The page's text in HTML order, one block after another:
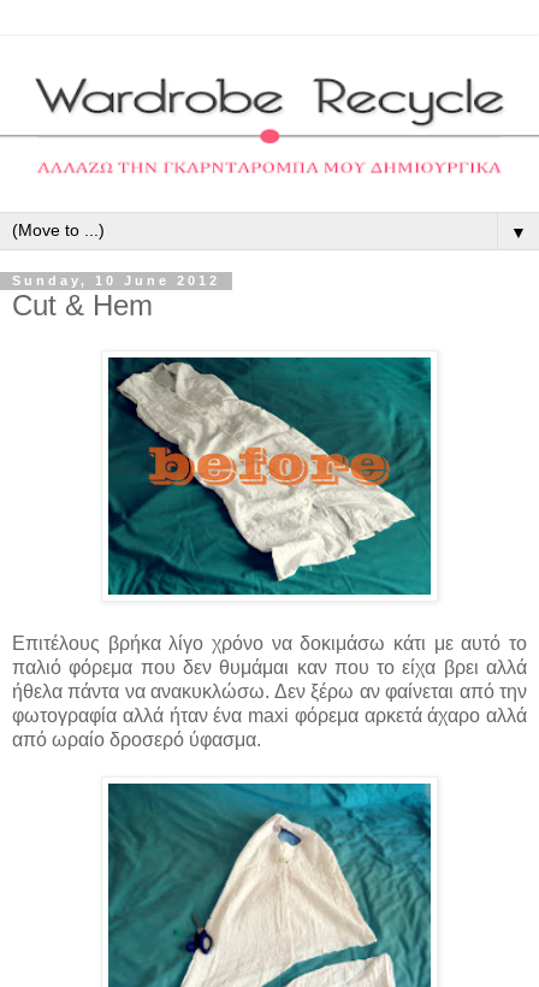
▼
Sunday, 10 June 2012
Cut & Hem
Επιτέλους βρήκα λίγο χρόνο να δοκιμάσω κάτι με αυτό το
παλιό φόρεμα που δεν θυμάμαι καν που το είχα βρει αλλά
ήθελα πάντα να ανακυκλώσω. Δεν ξέρω αν φαίνεται από την
φωτογραφία αλλά ήταν ένα maxi φόρεμα αρκετά άχαρο αλλά
από ωραίο δροσερό ύφασμα.